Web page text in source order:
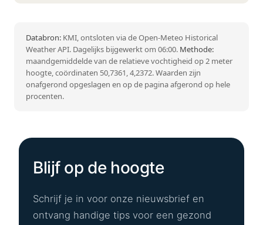
Databron: KMI, ontsloten via de Open-Meteo Historical
Weather API. Dagelijks bijgewerkt om 06:00. Methode:
maandgemiddelde van de relatieve vochtigheid op 2 meter
hoogte, coördinaten 50,7361, 4,2372. Waarden zijn
onafgerond opgeslagen en op de pagina afgerond op hele
procenten.
Blijf op de hoogte
Schrijf je in voor onze nieuwsbrief en
ontvang handige tips voor een gezond